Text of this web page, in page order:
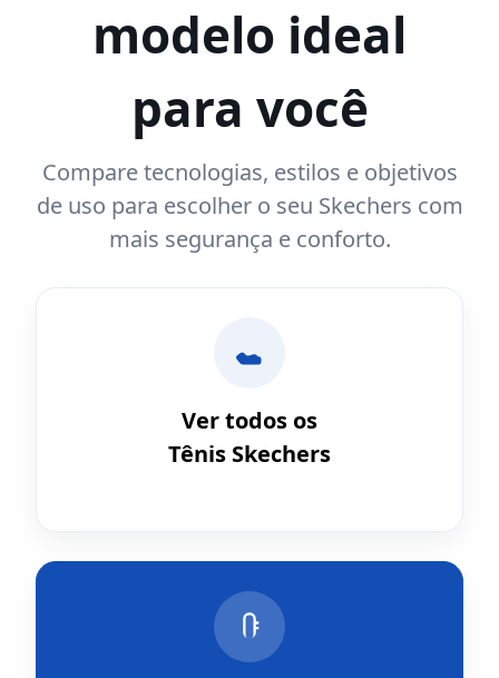
modelo ideal
para você
Compare tecnologias, estilos e objetivos
de uso para escolher o seu Skechers com
mais segurança e conforto.
Ver todos os
Tênis Skechers